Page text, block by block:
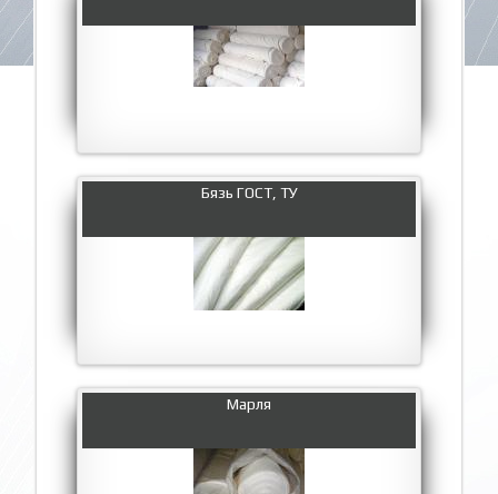
Бязь ГОСТ, ТУ
Марля